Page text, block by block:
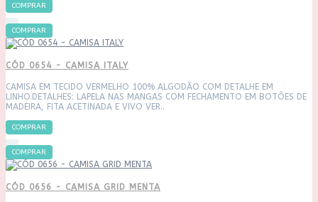
COMPRAR
COMPRAR
CÓD 0654 - CAMISA ITALY
CAMISA EM TECIDO VERMELHO 100% ALGODÃO COM DETALHE EM
LINHO.DETALHES: LAPELA NAS MANGAS COM FECHAMENTO EM BOTÕES DE
MADEIRA, FITA ACETINADA E VIVO VER..
COMPRAR
COMPRAR
CÓD 0656 - CAMISA GRID MENTA